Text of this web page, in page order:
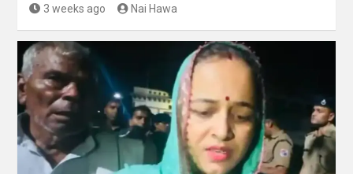
3 weeks ago Nai Hawa